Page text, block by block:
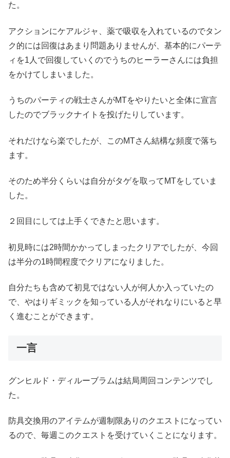
た。
アクションにケアルジャ、薬で吸収を入れているのでタン
ク的には回復はあまり問題ありませんが、基本的にパーテ
ィを1人で回復していくのでうちのヒーラーさんには負担
をかけてしまいました。
うちのパーティの戦士さんがMTをやりたいと全体に宣言
したのでブラックナイトを投げたりしています。
それだけなら楽でしたが、このMTさん結構な頻度で落ち
ます。
そのため半分くらいは自分がタゲを取ってMTをしていま
した。
２回目にしては上手くできたと思います。
初見時には2時間かかってしまったクリアでしたが、今回
は半分の1時間程度でクリアになりました。
自分たちも含めて初見ではない人が何人か入っていたの
で、やはりギミックを知っている人がそれなりにいると早
く進むことができます。
一言
グンヒルド・ディルーブラムは結局周回コンテンツでし
た。
防具交換用のアイテムが週制限ありのクエストになってい
るので、毎週このクエストを受けていくことになります。